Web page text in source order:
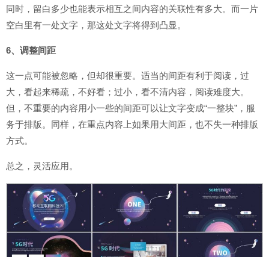
同时，留白多少也能表示相互之间内容的关联性有多大。而一片
空白里有一处文字，那这处文字将得到凸显。
6、调整间距
这一点可能被忽略，但却很重要。适当的间距有利于阅读，过
大，看起来稀疏，不好看；过小，看不清内容，阅读难度大。
但，不重要的内容用小一些的间距可以让文字变成“一整块”，服
务于排版。同样，在重点内容上如果用大间距，也不失一种排版
方式。
总之，灵活应用。